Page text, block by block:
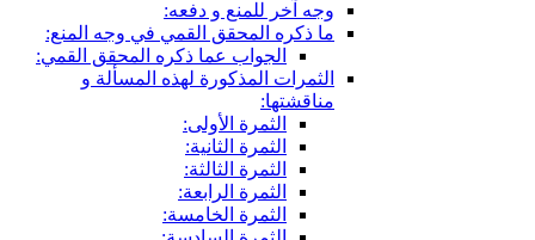
وجه آخر للمنع و دفعه:
ما ذكره المحقق القمي في وجه المنع:
الجواب عما ذكره المحقق القمي:
الثمرات المذكورة لهذه المسألة و
مناقشتها:
الثمرة الأولى:
الثمرة الثانية:
الثمرة الثالثة:
الثمرة الرابعة:
الثمرة الخامسة: